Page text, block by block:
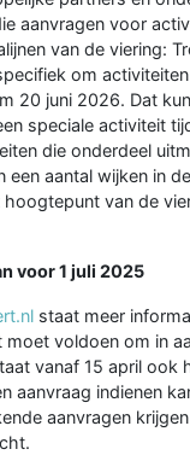
aanvragen voor
van de viering:
om
20 juni 2026. Dat
speciale activiteit
die onderdeel
een aantal wijken in
van de
voor 1 juli 2025
staat meer
moet voldoen om in
vanaf 15 april ook
aanvraag indienen
aanvragen krijgen